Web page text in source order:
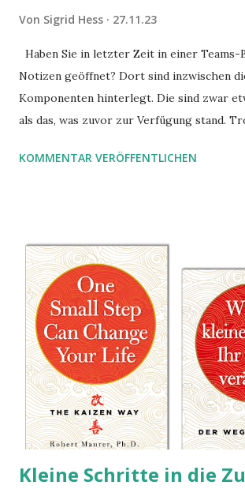
Von Sigrid Hess 27.11.23
Haben Sie in letzter Zeit in einer Teams-
Notizen geöffnet? Dort sind inzwischen
Komponenten hinterlegt. Die sind zwar
als das, was zuvor zur Verfügung stand.
Stolperfallen. Hier ein erster, kritischer
KOMMENTAR VERÖFFENTLICHEN
Kleine Schritte in die